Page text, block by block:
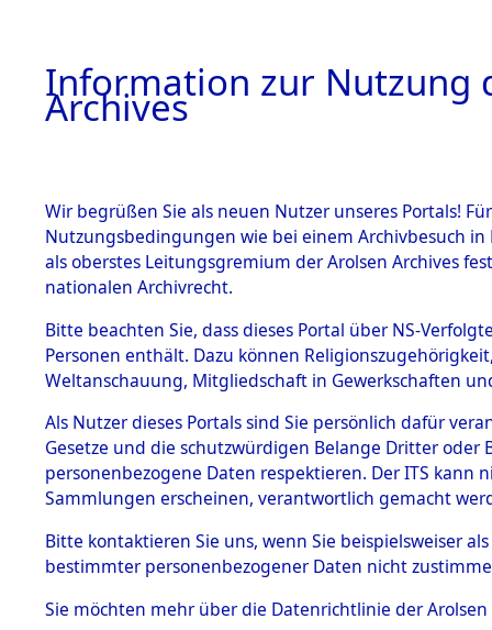
BESTÄNDE
1.
Inhaftierungsdoku
mente
1.2.9 Beim ITS
Effekten
1.2.9.1
Effekten aus
dem KZ
Dachau
1.2.9.2
Effekten aus
dem KZ
Bayerisches
0003
Information zur Nutzung
Archives
Wir begrüßen Sie als neuen Nutzer unseres Portals!
Nutzungsbedingungen wie bei einem Archivbesuch
als oberstes Leitungsgremium der Arolsen Archives
nationalen Archivrecht.
Bitte beachten Sie, dass dieses Portal über NS-
Personen enthält. Dazu können
Weltanschauung, Mitgliedschaft in Gewerkschaften
Als Nutzer dieses Portals sind Sie persönlich dafür
Gesetze und die schutzwürdigen Belange Dritter
personenbezogene Daten respektieren. Der ITS
Sammlungen erscheinen, verantwortlich gemacht
Bitte kontaktieren Sie uns, wenn Sie beispielsweiser
bestimmter personenbezogener Daten nicht
Sie möchten mehr über die Datenrichtlinie der Arolsen